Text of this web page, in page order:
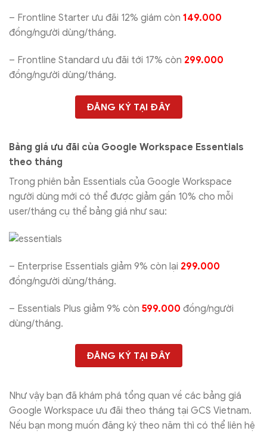
– Frontline Starter ưu đãi 12% giám còn 149.000
đồng/người dùng/tháng.
– Frontline Standard ưu đãi tới 17% còn 299.000
đồng/người dùng/tháng.
ĐĂNG KÝ TẠI ĐÂY
Bảng giá ưu đãi của Google Workspace Essentials
theo tháng
Trong phiên bản Essentials của Google Workspace
người dùng mới có thể được giảm gần 10% cho mỗi
user/tháng cụ thể bảng giá như sau:
– Enterprise Essentials giảm 9% còn lại 299.000
đồng/người dùng/tháng.
– Essentials Plus giảm 9% còn 599.000 đồng/người
dùng/tháng.
ĐĂNG KÝ TẠI ĐÂY
Như vậy bạn đã khám phá tổng quan về các bảng giá
Google Workspace ưu đãi theo tháng tại GCS Vietnam.
Nếu bạn mong muốn đăng ký theo năm thì có thể liên hệ